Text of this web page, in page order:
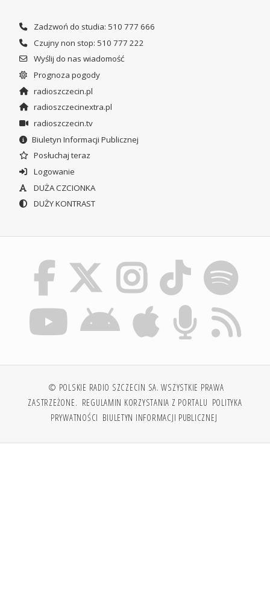
Zadzwoń do studia: 510 777 666
Czujny non stop: 510 777 222
Wyślij do nas wiadomość
Prognoza pogody
radioszczecin.pl
radioszczecinextra.pl
radioszczecin.tv
Biuletyn Informacji Publicznej
Posłuchaj teraz
Logowanie
DUŻA CZCIONKA
DUŻY KONTRAST
© POLSKIE RADIO SZCZECIN SA. WSZYSTKIE PRAWA
ZASTRZEŻONE. REGULAMIN KORZYSTANIA Z PORTALU POLITYKA
PRYWATNOŚCI BIULETYN INFORMACJI PUBLICZNEJ